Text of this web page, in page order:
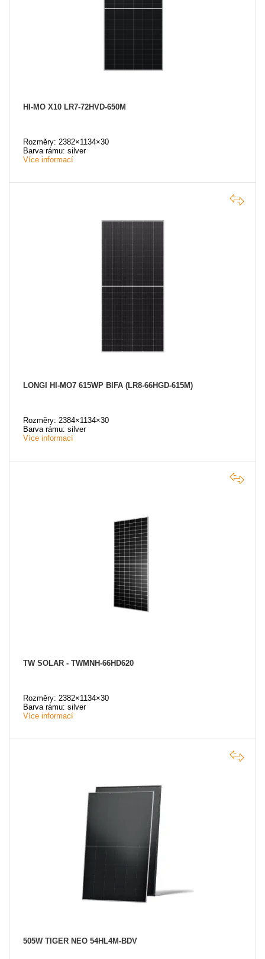
HI-MO X10 LR7-72HVD-650M
Rozměry: 2382×1134×30
Barva rámu: silver
Více informací
LONGI HI-MO7 615WP BIFA (LR8-66HGD-615M)
Rozměry: 2384×1134×30
Barva rámu: silver
Více informací
TW SOLAR - TWMNH-66HD620
Rozměry: 2382×1134×30
Barva rámu: silver
Více informací
505W TIGER NEO 54HL4M-BDV